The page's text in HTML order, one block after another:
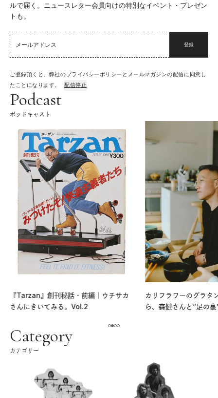
ルで届く。ニュースレター会員向けの特別なイベント・プレゼン
トも。
登録
ご登録頂くと、弊社のプライバシーポリシーとメールマガジンの配信に同意し
たことになります。
配信停止
Podcast
ポッドキャスト
『Tarzan』創刊秘話・前編｜ウチサカ
さんにきいてみる。Vol.2
カリフラワーのグラタ
ら、森健さんと“足の
Category
カテゴリー